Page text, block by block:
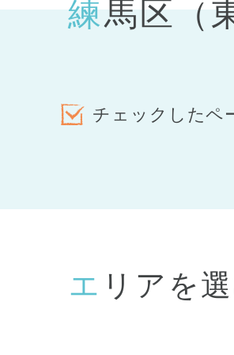
練馬区
チェックしたペ
エリアを